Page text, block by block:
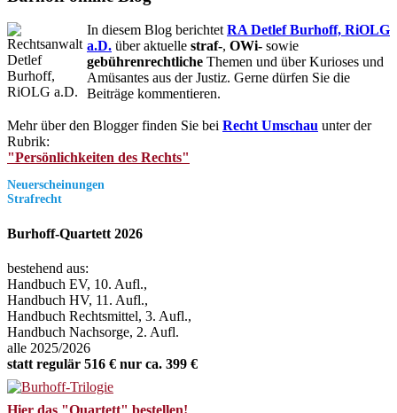
In diesem Blog berichtet RA Detlef Burhoff, RiOLG
a.D. über aktuelle straf-, OWi- sowie
gebührenrechtliche Themen und über Kurioses und
Amüsantes aus der Justiz. Gerne dürfen Sie die
Beiträge kommentieren.
Mehr über den Blogger finden Sie bei Recht Umschau unter der
Rubrik:
"Persönlichkeiten des Rechts"
Neuerscheinungen
Strafrecht
Burhoff-Quartett 2026
bestehend aus:
Handbuch EV, 10. Aufl.,
Handbuch HV, 11. Aufl.,
Handbuch Rechtsmittel, 3. Aufl.,
Handbuch Nachsorge, 2. Aufl.
alle 2025/2026
statt regulär 516 € nur ca. 399 €
Hier das "Quartett" bestellen!